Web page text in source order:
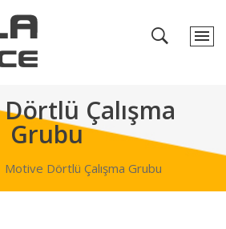
Çalışma
Grubu
Motive Dörtlü Çalışma Grubu